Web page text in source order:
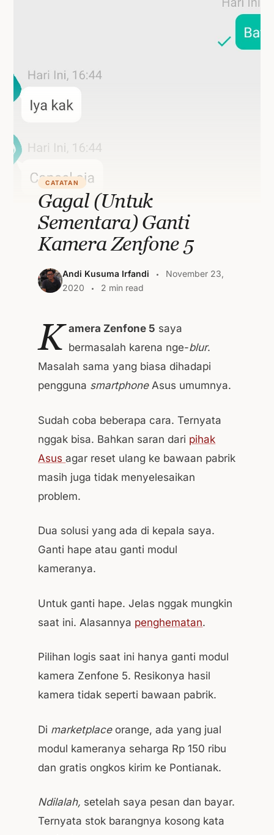
CATATAN
Gagal (Untuk
Sementara) Ganti
Kamera Zenfone 5
Andi Kusuma Irfandi
November 23,
2020
2 min read
K amera Zenfone 5 saya
bermasalah karena nge-blur.
Masalah sama yang biasa dihadapi
pengguna smartphoneAsus umumnya.
Sudah coba beberapa cara. Ternyata
nggak bisa. Bahkan saran dari pihak
Asusagar reset ulang ke bawaan pabrik
masih juga tidak menyelesaikan
problem.
Dua solusi yang ada di kepala saya.
Ganti hape atau ganti modul
kameranya.
Untuk ganti hape. Jelas nggak mungkin
saat ini. Alasannya penghematan.
Pilihan logis saat ini hanya ganti modul
kamera Zenfone 5. Resikonya hasil
kamera tidak seperti bawaan pabrik.
Di marketplaceorange, ada yang jual
modul kameranya seharga Rp 150 ribu
dan gratis ongkos kirim ke Pontianak.
Ndilalah, setelah saya pesan dan bayar.
Ternyata stok barangnya kosong kata